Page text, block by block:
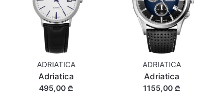
ADRIATICA
Adriatica
495,00 ₾
ADRIATICA
Adriatica
1155,00 ₾